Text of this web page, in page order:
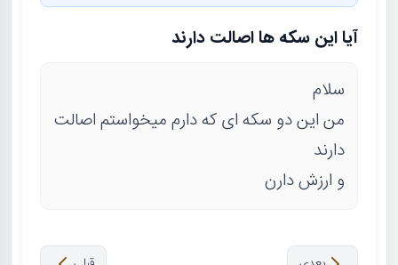
آیا این سکه ها اصالت دارند
سلام
من این دو سکه ای که دارم میخواستم اصالت
دارند
و ارزش دارن